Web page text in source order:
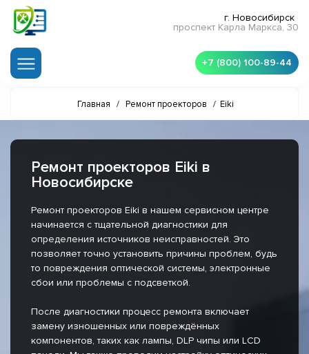
г. Новосибирск
проспект Карла Маркса, 30
+7 (800) 100-89-44
Главная / Ремонт проекторов / Eiki
Ремонт проекторов Eiki в
Новосибирске
Ремонт проекторов Eiki в нашем сервисном центре
начинается с тщательной диагностики для
определения источников неисправностей. Это
позволяет точно установить причины проблем, будь
то повреждения оптической системы, электронные
сбои или проблемы с подсветкой.
После диагностики процесс ремонта включает
замену изношенных или повреждённых
компонентов, таких как лампы, DLP чипы или LCD